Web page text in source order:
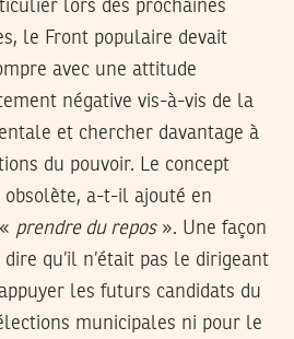
lors des prochaines
le Front populaire devait
avec une attitude
négative vis-à-vis de la
et chercher davantage à
du pouvoir. Le concept
obsolète, a-t-il ajouté en
prendre du repos». Une façon
qu’il n’était pas le dirigeant
les futurs candidats du
municipales ni pour le